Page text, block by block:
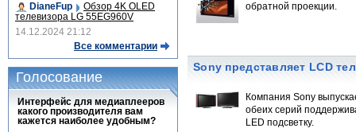
обратной проекции.
Sony представляет LCD
Компания Sony
обеих серий
LED подсветку.
DianeFup
Обзор 4K OLED
телевизора LG 55EG960V
14.12.2024 21:12
Все комментарии
Голосование
Интерфейс для медиаплееров
какого производителя вам
кажется наиболее удобным?